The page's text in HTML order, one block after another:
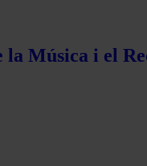
la Música i el